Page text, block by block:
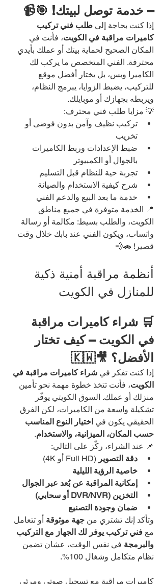
– خدمة توصل لبيتك! 🎯📹
إذا كنت بحاجة إلى طلب فني تركيب
كاميرات مراقبة في الكويت، فأنت في
المكان الصحيح لحماية بيتك أو عملك بأيدي
محترفة. الفني المتخصص ما يركب لك
الكاميرا وبس، بل يختار أفضل موقع
للتركيب، يضبط الزوايا، يبرمج النظام،
ويربطه بجهازك أو موبايلك.
💡 مزايا طلب فني محترف:
تركيب نظيف وآمن بدون فوضى أو
تخريب
ضبط الإعدادات وربط الكاميرات
بالجوال أو الكمبيوتر
تجربة حية للنظام قبل التسليم
شرح كيفية الاستخدام والصيانة
خدمة ما بعد البيع والدعم الفني
📍 الخدمة متوفرة في جميع مناطق
الكويت، والطلب بسيط: مكالمة أو رسالة
واتساب، ويكون الفني عند بابك خلال وقت
قصير! 🚗💨
أنظمة مراقبة أمنية ذكية
للمنازل في الكويت
🛒 شراء كاميرات مراقبة
في الكويت – كيف تختار
الأفضل؟ 🎥🇰🇼
إذا كنت تفكر في شراء كاميرات مراقبة في
الكويت، فأنت تتخذ خطوة مهمة نحو تأمين
منزلك أو عملك. السوق الكويتي يوفّر
تشكيلة واسعة من الكاميرات، لكن الفرق
الحقيقي يكون في اختيار النوع المناسب
حسب المكان، الميزانية، والاستخدام.
📌 عند الشراء، ركّز على التالي:
دقة التصوير (Full HD أو 4K)
خاصية الرؤية الليلية
إمكانية المراقبة عن بُعد عبر الجوال
التخزين (DVR/NVR أو سحابي)
ضمان وجودة التصنيع
وتأكد إنك تشتري من جهة موثوقة أو تتعامل
مع فني تركيب يوفر لك الجهاز مع التركيب
والبرمجة في نفس الوقت، عشان تضمن
نظام متكامل وشغال 100%.
كاميرات مراقبة مع تسجيل صوتي ومرئي